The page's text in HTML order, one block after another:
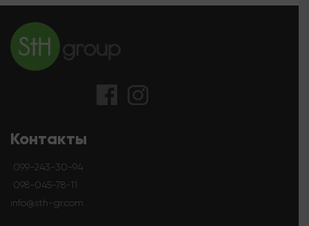
Контакты
099-243-30-94
098-045-78-11
info@sth-gr.com